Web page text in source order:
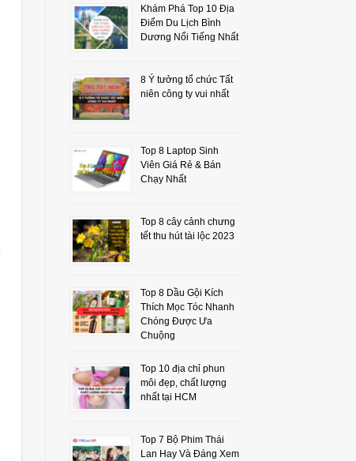
Khám Phá Top 10 Địa
Điểm Du Lịch Bình
Dương Nổi Tiếng Nhất
8 Ý tưởng tổ chức Tất
niên công ty vui nhất
Top 8 Laptop Sinh
Viên Giá Rẻ & Bán
Chạy Nhất
Top 8 cây cảnh chưng
tết thu hút tài lộc 2023
Top 8 Dầu Gội Kích
Thích Mọc Tóc Nhanh
Chóng Được Ưa
Chuộng
Top 10 địa chỉ phun
môi đẹp, chất lượng
nhất tại HCM
Top 7 Bộ Phim Thái
Lan Hay Và Đáng Xem